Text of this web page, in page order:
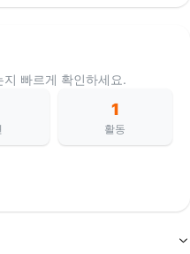
빠르게 확인하세요.
1
활동